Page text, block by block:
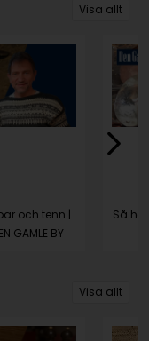
Visa allt
och tenn |
GAMLE BY
Så
Visa allt